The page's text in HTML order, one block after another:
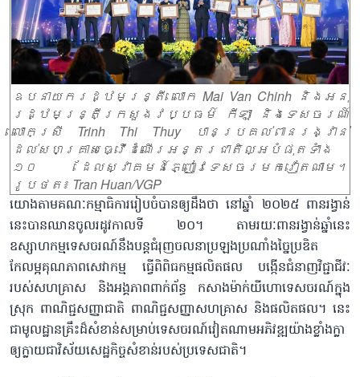
ឧបនាយករដ្ឋមន្ត្រី លោក Mai Van Chinh និងអនុ
រដ្ឋមន្ត្រីក្រសួងវប្បធម៌ កីឡា និងទេសចរណ៍
លោកស្រី Trinh Thi Thuy បានប្រគល់ពានរង្វាន់
ដល់សហគ្រាសធ្វើដំណើរអន្តរជាតិល្អបំផុតទាំង
១០ ដែលស្វាគមន៍ភ្ញៀវទេសចរមកវៀតណាម។
រូបថត៖ Tran Huan/VGP
យោងតាមគណៈកម្មាធិការរៀបចំបានឲ្យដឹងថា នៅឆ្នាំ ២០២៥ ពានរង្វាន់
នេះបានឈានចូលរដូវកាលទី ២០។ តាមរយៈពានរង្វាន់ឆ្នាំនេះ
ឧស្សាហកម្មទេសចរណ៍នឹងបន្តជំរុញចលនាប្រឡងប្រណាំងច្នៃប្រឌិត
កែលម្អគុណភាពសេវាកម្ម ធ្វើពិពិធកម្មផលិតផល បង្កើនជំនាញវិជ្ជាជីវៈ
របស់សហគ្រាស និងអង្គភាពពាក់ព័ន្ធ កសាងម៉ាក់យីហោទេសចរណ៍ក្នុង
ស្រុក ពាណិជ្ជសញ្ញាជាតិ ពាណិជ្ជសញ្ញាសហគ្រាស និងផលិតផល។ នេះ
ជាមូលដ្ឋានគ្រឹះដ៏សំខាន់សម្រាប់ទេសចរណ៍វៀតណាមអភិវឌ្ឍយ៉ាងខ្លាំងក្លា
ឲ្យក្លាយជាវិស័យសេដ្ឋកិច្ចសំខាន់របស់ប្រទេសជាតិ។